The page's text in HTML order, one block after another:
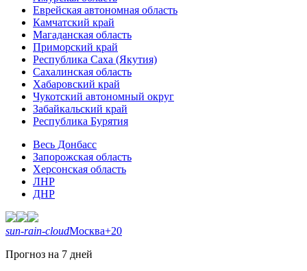
Еврейская автономная область
Камчатский край
Магаданская область
Приморский край
Республика Саха (Якутия)
Сахалинская область
Хабаровский край
Чукотский автономный округ
Забайкальский край
Республика Бурятия
Весь Донбасс
Запорожская область
Херсонская область
ЛНР
ДНР
sun-rain-cloudМосква+20
Прогноз на 7 дней